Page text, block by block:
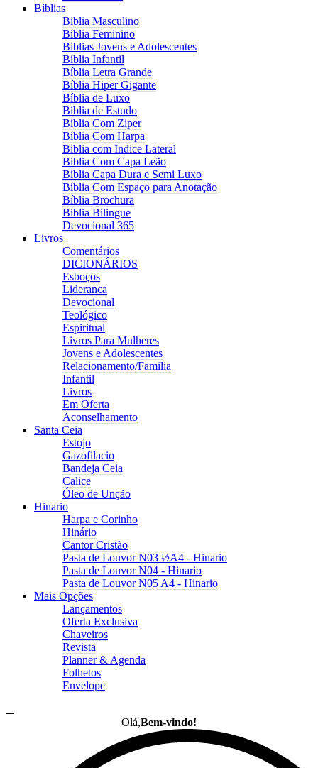
Bíblias
Biblia Masculino
Biblia Feminino
Biblias Jovens e Adolescentes
Biblia Infantil
Bíblia Letra Grande
Bíblia Hiper Gigante
Bíblia de Luxo
Bíblia de Estudo
Bíblia Com Ziper
Biblia Com Harpa
Biblia com Indice Lateral
Biblia Com Capa Leão
Bíblia Capa Dura e Semi Luxo
Biblia Com Espaço para Anotação
Bíblia Brochura
Biblia Bilingue
Devocional 365
Livros
Comentários
DICIONÁRIOS
Esboços
Lideranca
Devocional
Teológico
Espiritual
Livros Para Mulheres
Jovens e Adolescentes
Relacionamento/Familia
Infantil
Livros
Em Oferta
Aconselhamento
Santa Ceia
Estojo
Gazofilacio
Bandeja Ceia
Calice
Óleo de Unção
Hinario
Harpa e Corinho
Hinário
Cantor Cristão
Pasta de Louvor N03 ½A4 - Hinario
Pasta de Louvor N04 - Hinario
Pasta de Louvor N05 A4 - Hinario
Mais Opções
Lançamentos
Oferta Exclusiva
Chaveiros
Revista
Planner & Agenda
Folhetos
Envelope
Olá,Bem-vindo!